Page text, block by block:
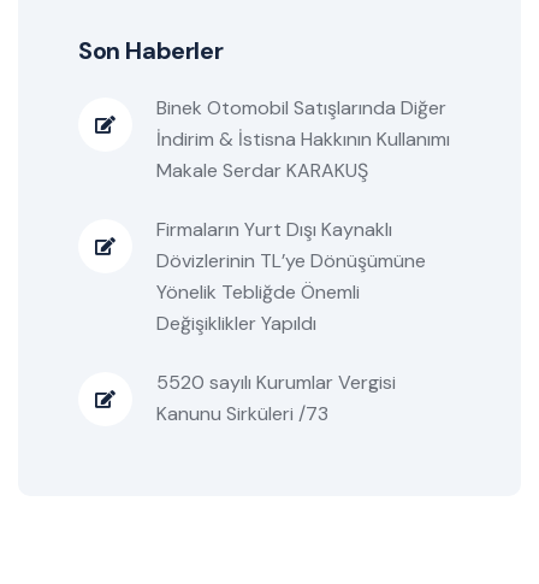
Son Haberler
Binek Otomobil Satışlarında Diğer
İndirim & İstisna Hakkının Kullanımı
Makale Serdar KARAKUŞ
Firmaların Yurt Dışı Kaynaklı
Dövizlerinin TL’ye Dönüşümüne
Yönelik Tebliğde Önemli
Değişiklikler Yapıldı
5520 sayılı Kurumlar Vergisi
Kanunu Sirküleri /73